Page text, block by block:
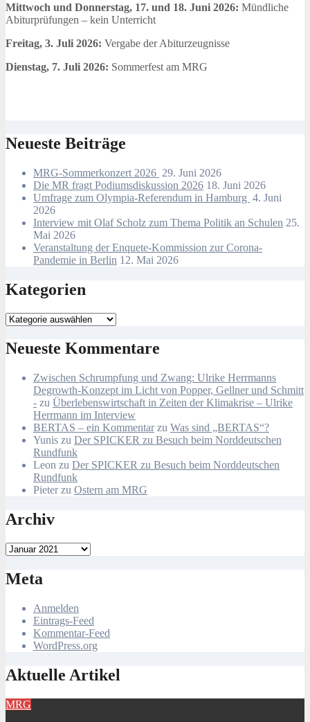
Mittwoch und Donnerstag, 17. und 18. Juni 2026: Mündliche
Abiturprüfungen – kein Unterricht
Freitag, 3. Juli 2026: Vergabe der Abiturzeugnisse
Dienstag, 7. Juli 2026: Sommerfest am MRG
Neueste Beiträge
MRG-Sommerkonzert 2026 29. Juni 2026
Die MR fragt Podiumsdiskussion 2026 18. Juni 2026
Umfrage zum Olympia-Referendum in Hamburg 4. Juni
2026
Interview mit Olaf Scholz zum Thema Politik an Schulen 25.
Mai 2026
Veranstaltung der Enquete-Kommission zur Corona-
Pandemie in Berlin 12. Mai 2026
Kategorien
Kategorien
Neueste Kommentare
Zwischen Schrumpfung und Zwang: Ulrike Herrmanns
Degrowth-Konzept im Licht von Popper, Gellner und Schmitt
- zu Überlebenswirtschaft in Zeiten der Klimakrise – Ulrike
Herrmann im Interview
BERTAS – ein Kommentarzu Was sind „BERTAS“?
Yunis zu Der SPICKER zu Besuch beim Norddeutschen
Rundfunk
Leon zu Der SPICKER zu Besuch beim Norddeutschen
Rundfunk
Pieterzu Ostern am MRG
Archiv
Archiv
Meta
Anmelden
Eintrags-Feed
Kommentar-Feed
WordPress.org
Aktuelle Artikel
MRG